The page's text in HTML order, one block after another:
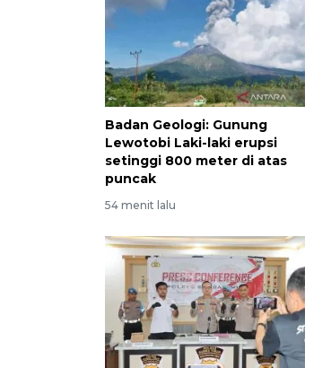
Badan Geologi: Gunung
Lewotobi Laki-laki erupsi
setinggi 800 meter di atas
puncak
54 menit lalu